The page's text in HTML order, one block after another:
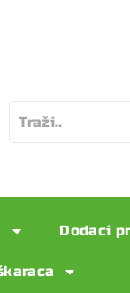
Dodaci